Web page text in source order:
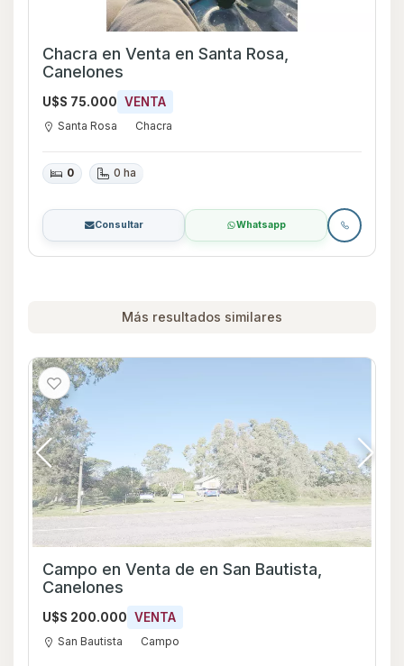
Chacra en Venta en Santa Rosa,
Canelones
U$S 75.000 VENTA
Santa Rosa Chacra
0 0 ha
Consultar Whatsapp
Más resultados similares
Campo en Venta de en San Bautista,
Canelones
U$S 200.000 VENTA
San Bautista Campo